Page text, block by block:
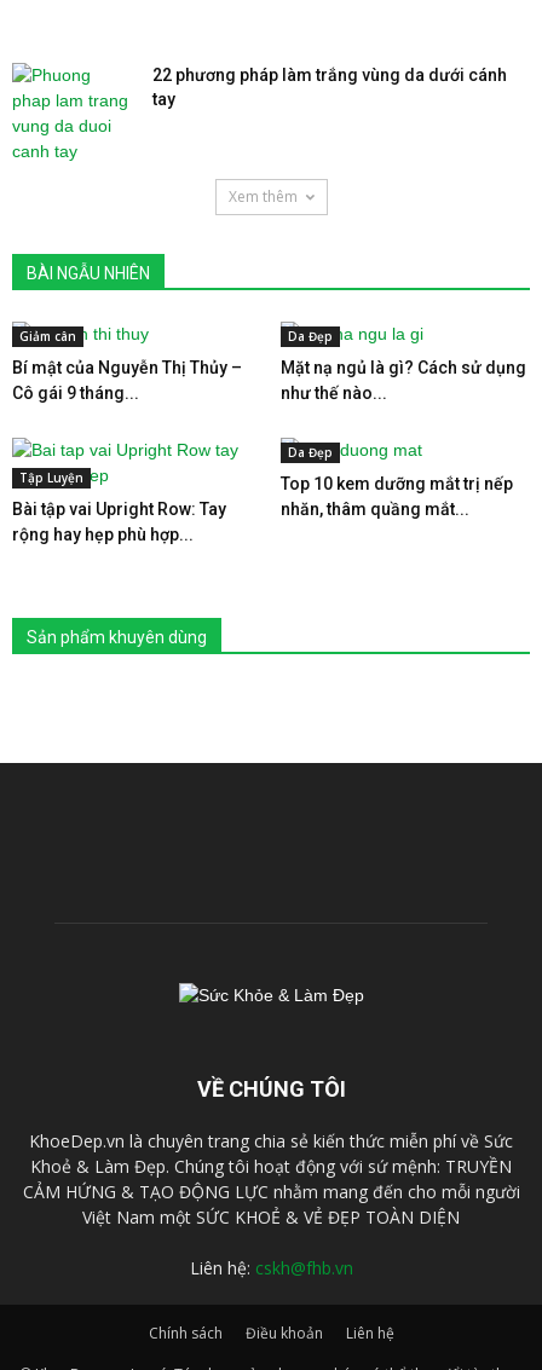
22 phương pháp làm trắng vùng da dưới cánh
tay
Xem thêm
BÀI NGẪU NHIÊN
Giảm cân
Bí mật của Nguyễn Thị Thủy –
Cô gái 9 tháng...
Da Đẹp
Mặt nạ ngủ là gì? Cách sử dụng
như thế nào...
Tập Luyện
Bài tập vai Upright Row: Tay
rộng hay hẹp phù hợp...
Da Đẹp
Top 10 kem dưỡng mắt trị nếp
nhăn, thâm quầng mắt...
Sản phẩm khuyên dùng
VỀ CHÚNG TÔI
KhoeDep.vn là chuyên trang chia sẻ kiến thức miễn phí về Sức
Khoẻ & Làm Đẹp. Chúng tôi hoạt động với sứ mệnh: TRUYỀN
CẢM HỨNG & TẠO ĐỘNG LỰC nhằm mang đến cho mỗi người
Việt Nam một SỨC KHOẺ & VẺ ĐẸP TOÀN DIỆN
Liên hệ: cskh@fhb.vn
Chính sách Điều khoản
Liên hệ